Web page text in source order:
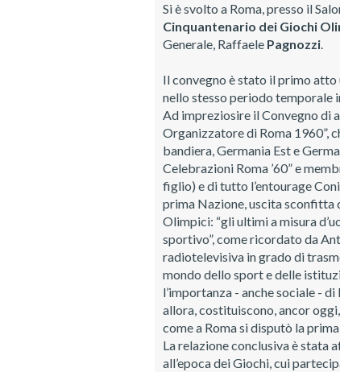
Si è svolto a Roma, presso il
Cinquantenario dei Giochi
Generale, Raffaele Pagnozzi.
Il convegno è stato il primo
nello stesso periodo temporale
Ad impreziosire il Convegno di
Organizzatore di Roma 1960”,
bandiera, Germania Est e
Celebrazioni Roma ’60” e
figlio) e di tutto l’entourage
prima Nazione, uscita sconfitta
Olimpici: “gli ultimi a misura
sportivo”, come ricordato da
radiotelevisiva in grado di
mondo dello sport e delle
l’importanza - anche sociale - di
allora, costituiscono, ancor
come a Roma si disputò la
La relazione conclusiva è stata
all’epoca dei Giochi, cui